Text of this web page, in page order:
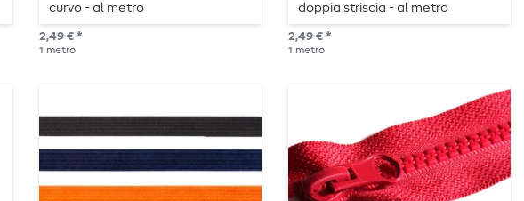
curvo - al metro
2,49 € *
1 metro
doppia striscia - al metro
2,49 € *
1 metro